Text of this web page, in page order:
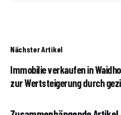
Nächster Artikel
Immobilie verkaufen in
zur Wertsteigerung durch